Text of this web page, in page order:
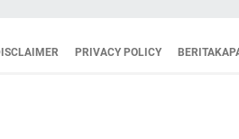
PRIVACY POLICY